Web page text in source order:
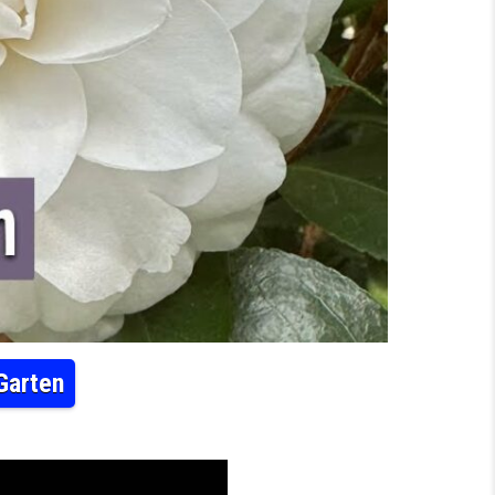
IN SACHSEN | MDR GARTEN